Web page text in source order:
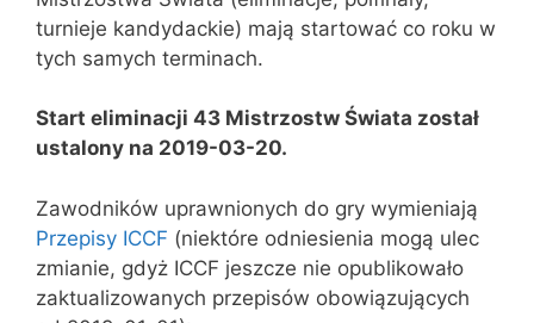
turnieje kandydackie) mają startować co roku w
tych samych terminach.
Start eliminacji 43 Mistrzostw Świata został
ustalony na 2019-03-20.
Zawodników uprawnionych do gry wymieniają
Przepisy ICCF (niektóre odniesienia mogą ulec
zmianie, gdyż ICCF jeszcze nie opublikowało
zaktualizowanych przepisów obowiązujących